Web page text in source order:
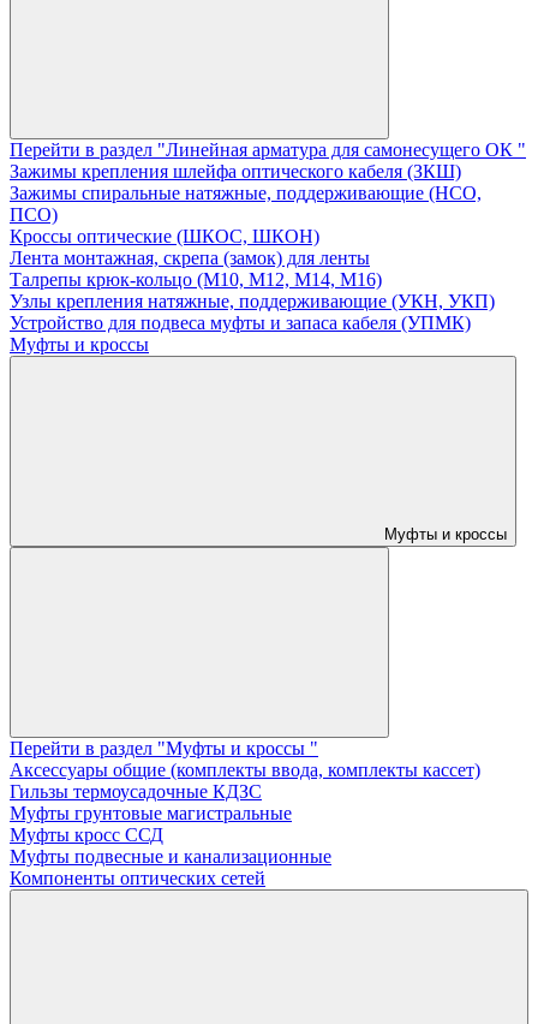
Перейти в раздел "Линейная арматура для самонесущего ОК "
Зажимы крепления шлейфа оптического кабеля (ЗКШ)
Зажимы спиральные натяжные, поддерживающие (НСО,
ПСО)
Кроссы оптические (ШКОС, ШКОН)
Лента монтажная, скрепа (замок) для ленты
Талрепы крюк-кольцо (М10, М12, М14, М16)
Узлы крепления натяжные, поддерживающие (УКН, УКП)
Устройство для подвеса муфты и запаса кабеля (УПМК)
Муфты и кроссы
Муфты и кроссы
Перейти в раздел "Муфты и кроссы "
Аксессуары общие (комплекты ввода, комплекты кассет)
Гильзы термоусадочные КДЗС
Муфты грунтовые магистральные
Муфты кросс ССД
Муфты подвесные и канализационные
Компоненты оптических сетей